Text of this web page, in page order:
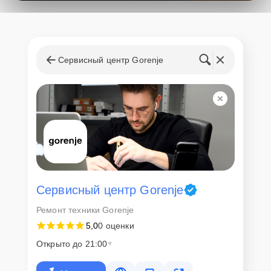
запчастей
Для всех клиентов действуют демократичные и фиксированные
цены. Конечная стоимость работ обсуждается с клиентом и не в
коем случае не может измениться в процессе работ. Сервис не
навязывает клиентам дополнительные услуги и не
предусматривает скрытые платежи. Рассчитать предварительную
стоимость ремонта можно с помощью нашегоКалькулятора
Скорость диагностики и
ремонта
Наша компания ценит время клиентов и понимает важность
оперативного решения любых вопросов. В среднем, ремонт
клиент сможет забрать свой гаджет в этот же день. При
Сервисный центр Gorenje
Сервисный центр Gorenje
Ремонт техники Gorenje
5,00 оценки
Открыто до 21:00